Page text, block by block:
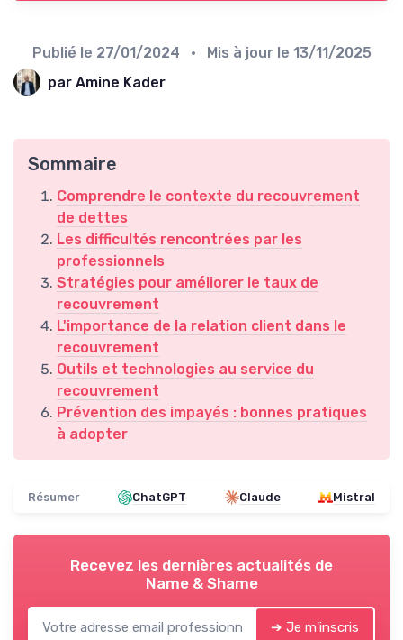
Publié le 27/01/2024 • Mis à jour le 13/11/2025
par Amine Kader
Sommaire
Comprendre le contexte du recouvrement
de dettes
Les difficultés rencontrées par les
professionnels
Stratégies pour améliorer le taux de
recouvrement
L'importance de la relation client dans le
recouvrement
Outils et technologies au service du
recouvrement
Prévention des impayés : bonnes pratiques
à adopter
Résumer ChatGPT Claude Mistral
Recevez les dernières actualités de
Name & Shame
➔ Je m'inscris